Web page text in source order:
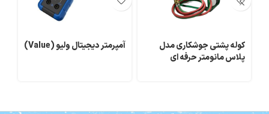
کوله پشتی جوشکاری مدل
پلاس مانومتر حرفه ای‎
آمپرمتر دیجیتال ولیو (Value)